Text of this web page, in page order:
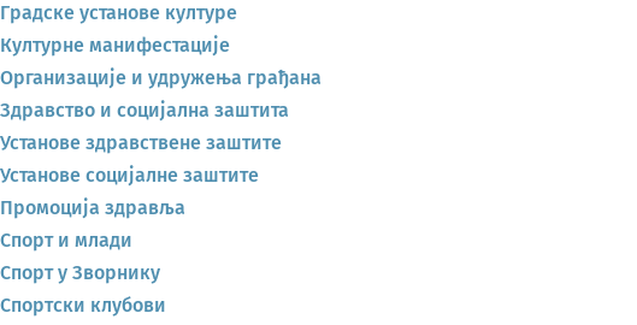
Градске установе културе
Културне манифестације
Организације и удружења грађана
Здравство и социјална заштита
Установе здравствене заштите
Установе социјалне заштите
Промоција здравља
Спорт и млади
Спорт у Зворнику
Спортски клубови